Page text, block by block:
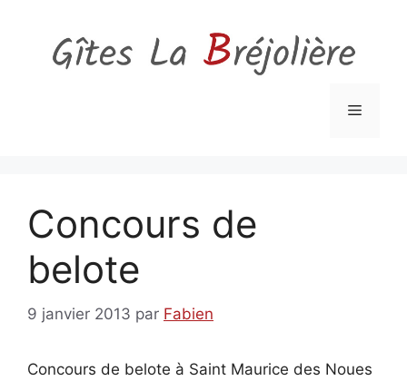
contenu
Menu
Concours de
belote
9 janvier 2013 par Fabien
Concours de belote à Saint Maurice des Noues